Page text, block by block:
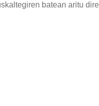
batean aritu